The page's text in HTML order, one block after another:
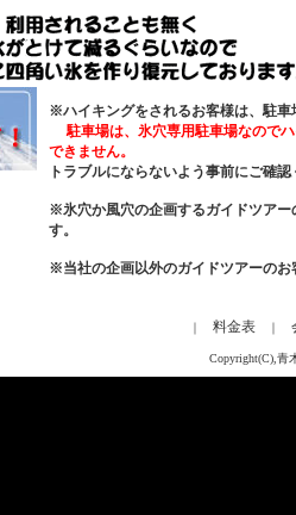
※ハイキングをされるお客様は、駐
駐車場は、 氷穴専用駐車場なので
できません。
トラブルにならないよう事前にご確
※氷穴か風穴の企画するガイドツア
す。
※当社の企画以外のガイドツアーの
｜ 料金表 ｜
Copyright(C),